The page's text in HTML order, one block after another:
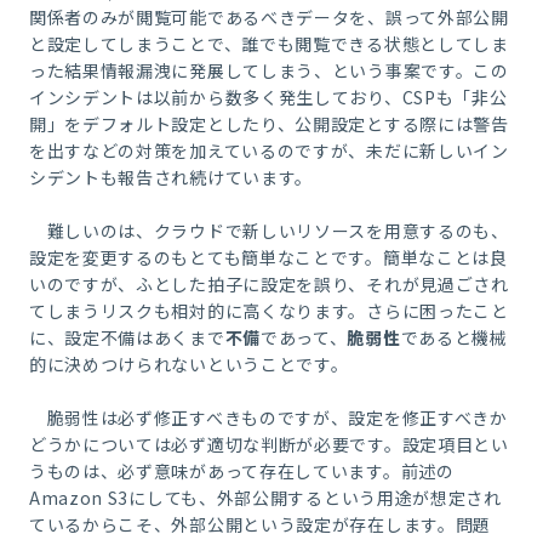
関係者のみが閲覧可能であるべきデータを、誤って外部公開
と設定してしまうことで、誰でも閲覧できる状態としてしま
った結果情報漏洩に発展してしまう、という事案です。この
インシデントは以前から数多く発生しており、CSPも「非公
開」をデフォルト設定としたり、公開設定とする際には警告
を出すなどの対策を加えているのですが、未だに新しいイン
シデントも報告され続けています。
難しいのは、クラウドで新しいリソースを用意するのも、
設定を変更するのもとても簡単なことです。簡単なことは良
いのですが、ふとした拍子に設定を誤り、それが見過ごされ
てしまうリスクも相対的に高くなります。さらに困ったこと
に、設定不備はあくまで不備であって、 脆弱性であると機械
的に決めつけられないということです。
脆弱性は必ず修正すべきものですが、設定を修正すべきか
どうかについては必ず適切な判断が必要です。設定項目とい
うものは、必ず意味があって存在しています。前述の
Amazon S3にしても、外部公開するという用途が想定され
ているからこそ、外部公開という設定が存在します。問題